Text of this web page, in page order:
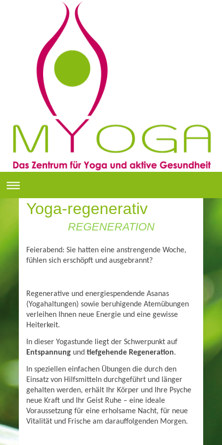
Yoga-regenerativ
REGENERATION
Feierabend: Sie hatten eine anstrengende Woche,
fühlen sich erschöpft und ausgebrannt?
Regenerative und energiespendende Asanas
(Yogahaltungen) sowie beruhigende Atemübungen
verleihen Ihnen neue Energie und eine gewisse
Heiterkeit.
In dieser Yogastunde liegt der Schwerpunkt auf
Entspannung und tiefgehende Regeneration.
In speziellen einfachen Übungen die durch den
Einsatz von Hilfsmitteln durchgeführt und länger
gehalten werden, erhält Ihr Körper und Ihre Psyche
neue Kraft und Ihr Geist Ruhe – eine ideale
Voraussetzung für eine erholsame Nacht, für neue
Vitalität und Frische am darauffolgenden Morgen.